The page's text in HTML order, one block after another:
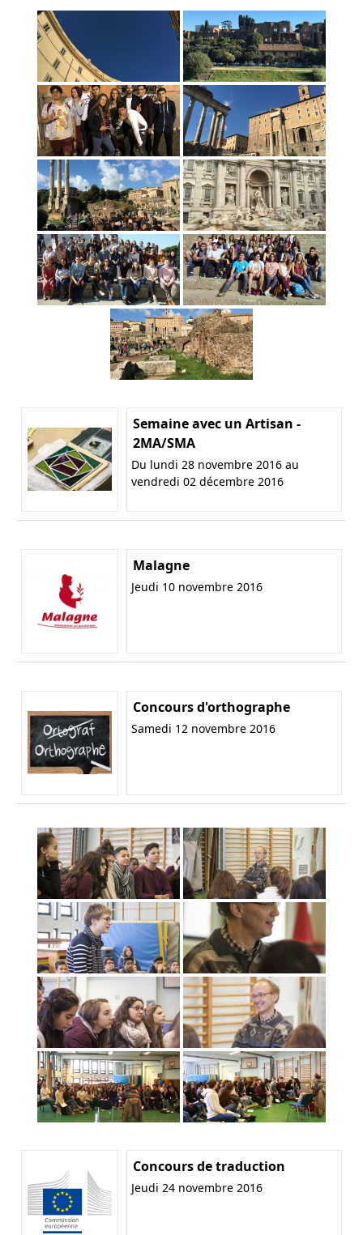
Semaine avec un Artisan -
2MA/SMA
Du lundi 28 novembre 2016 au
vendredi 02 décembre 2016
Malagne
Jeudi 10 novembre 2016
Concours d'orthographe
Samedi 12 novembre 2016
Concours de traduction
Jeudi 24 novembre 2016